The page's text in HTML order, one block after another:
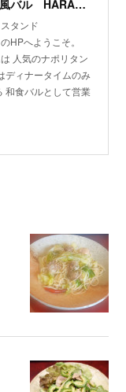
スパゲティスタンド＆和風バル HARAPPA
タンド
HPへようこそ。
人気のナポリタン
ディナータイムのみ
和食バルとして営業